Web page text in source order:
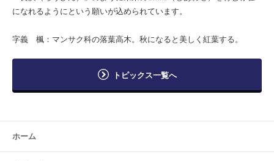
になれるようにという願いが込められています。
字義 楓：マンサク科の落葉高木。秋になると美しく紅葉する。
トピックス一覧へ
ホーム